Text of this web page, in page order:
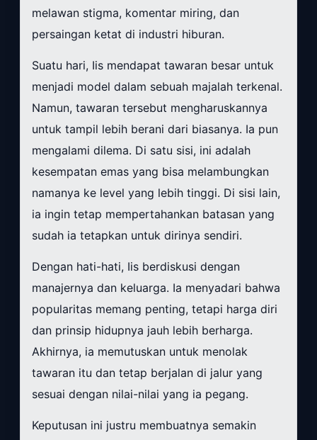
melawan stigma, komentar miring, dan
persaingan ketat di industri hiburan.
Suatu hari, Iis mendapat tawaran besar untuk
menjadi model dalam sebuah majalah terkenal.
Namun, tawaran tersebut mengharuskannya
untuk tampil lebih berani dari biasanya. Ia pun
mengalami dilema. Di satu sisi, ini adalah
kesempatan emas yang bisa melambungkan
namanya ke level yang lebih tinggi. Di sisi lain,
ia ingin tetap mempertahankan batasan yang
sudah ia tetapkan untuk dirinya sendiri.
Dengan hati-hati, Iis berdiskusi dengan
manajernya dan keluarga. Ia menyadari bahwa
popularitas memang penting, tetapi harga diri
dan prinsip hidupnya jauh lebih berharga.
Akhirnya, ia memutuskan untuk menolak
tawaran itu dan tetap berjalan di jalur yang
sesuai dengan nilai-nilai yang ia pegang.
Keputusan ini justru membuatnya semakin